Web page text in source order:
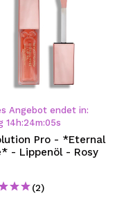
Angebot endet in:
14 h:24m:05s
Pro - *Eternal
- Lippenöl - Rosy
(2)